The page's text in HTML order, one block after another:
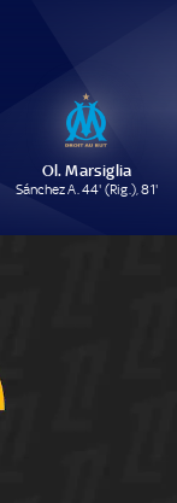
Ol. Marsiglia
Sánchez A. 44' (Rig.), 81'